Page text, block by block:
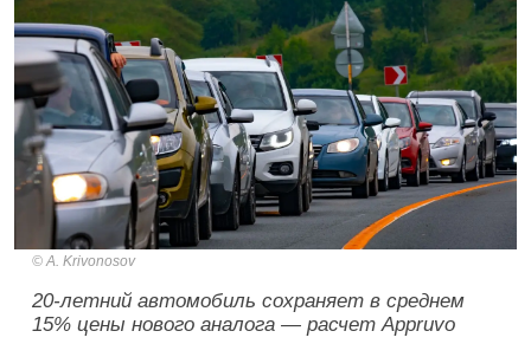
A. Krivonosov
20-летний автомобиль сохраняет в среднем
15% цены нового аналога — расчет Appruvo